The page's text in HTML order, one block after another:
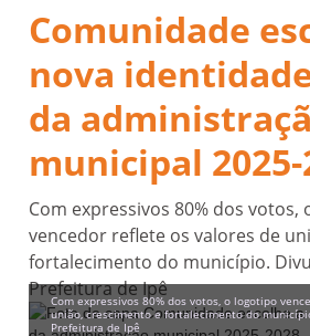
Comunidade
nova
da
municipal 2025-
Com expressivos 80% dos votos,
vencedor reflete os valores de
fortalecimento do município.
Prefeitura de Ipê
Com expressivos 80% dos votos, o logotipo
união, crescimento e fortalecimento do
Prefeitura de Ipê